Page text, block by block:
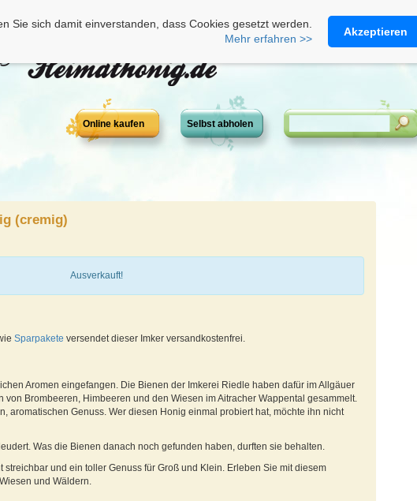
Heimathonig auf Facebook|
Sie sich damit einverstanden, dass Cookies gesetzt werden.
Mehr erfahren >>
Akzeptieren
Online kaufen Selbst abholen
(cremig)
Ausverkauft!
Sparpakete versendet dieser Imker versandkostenfrei.
Aromen eingefangen. Die Bienen der Imkerei Riedle haben dafür im Allgäuer
Brombeeren, Himbeeren und den Wiesen im Aitracher Wappental gesammelt.
aromatischen Genuss. Wer diesen Honig einmal probiert hat, möchte ihn nicht
Was die Bienen danach noch gefunden haben, durften sie behalten.
und ein toller Genuss für Groß und Klein. Erleben Sie mit diesem
und Wäldern.